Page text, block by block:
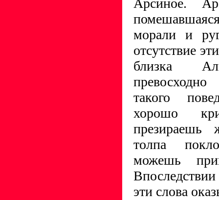
Арсиное.
морали и
отсутствие
близка
такого
хорошо
толпа
можешь
эти слова